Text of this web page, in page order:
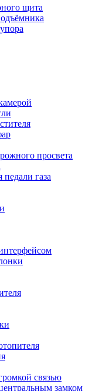
щита
просвета
газа
связью
замком